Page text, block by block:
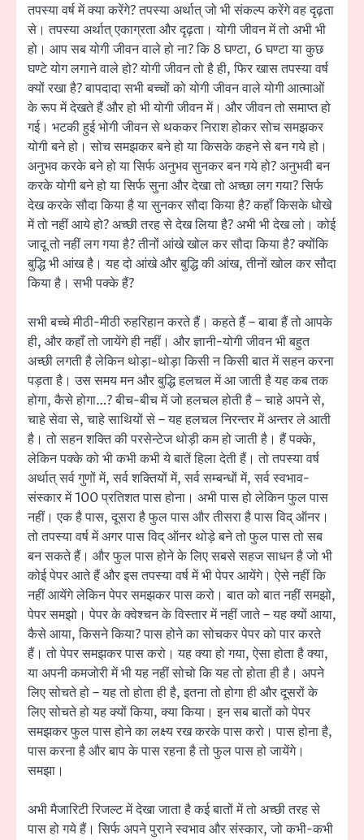
तपस्या वर्ष में क्या करेंगे? तपस्या अर्थात् जो भी संकल्प करेंगे वह दृढ़ता
से। तपस्या अर्थात् एकाग्रता और दृढ़ता। योगी जीवन में तो अभी भी
हो। आप सब योगी जीवन वाले हो ना? कि 8 घण्टा, 6 घण्टा या कुछ
घण्टे योग लगाने वाले हो? योगी जीवन तो है ही, फिर खास तपस्या वर्ष
क्यों रखा है? बापदादा सभी बच्चों को योगी जीवन वाले योगी आत्माओं
के रूप में देखते हैं और हो भी योगी जीवन में। और जीवन तो समाप्त हो
गई। भटकी हुई भोगी जीवन से थककर निराश होकर सोच समझकर
योगी बने हो। सोच समझकर बने हो या किसके कहने से बन गये हो।
अनुभव करके बने हो या सिर्फ अनुभव सुनकर बन गये हो? अनुभवी बन
करके योगी बने हो या सिर्फ सुना और देखा तो अच्छा लग गया? सिर्फ
देख करके सौदा किया है या सुनकर सौदा किया है? कहाँ किसके धोखे
में तो नहीं आये हो? अच्छी तरह से देख लिया है? अभी भी देख लो। कोई
जादू तो नहीं लग गया है? तीनों आंखे खोल कर सौदा किया है? क्योंकि
बुद्धि भी आंख है। यह दो आंखे और बुद्धि की आंख, तीनों खोल कर सौदा
किया है। सभी पक्के हैं?
सभी बच्चे मीठी-मीठी रुहरिहान करते हैं। कहते हैं – बाबा हैं तो आपके
ही, और कहाँ तो जायेंगे ही नहीं। और ज्ञानी-योगी जीवन भी बहुत
अच्छी लगती है लेकिन थोड़ा-थोड़ा किसी न किसी बात में सहन करना
पड़ता है। उस समय मन और बुद्धि हलचल में आ जाती है यह कब तक
होगा, कैसे होगा…? बीच-बीच में जो हलचल होती है – चाहे अपने से,
चाहे सेवा से, चाहे साथियों से – यह हलचल निरन्तर में अन्तर ले आती
है। तो सहन शक्ति की परसेन्टेज थोड़ी कम हो जाती है। हैं पक्के,
लेकिन पक्के को भी कभी कभी ये बातें हिला देती हैं। तो तपस्या वर्ष
अर्थात् सर्व गुणों में, सर्व शक्तियों में, सर्व सम्बन्धों में, सर्व स्वभाव-
संस्कार में 100 प्रतिशत पास होना। अभी पास हो लेकिन फुल पास
नहीं। एक है पास, दूसरा है फुल पास और तीसरा है पास विद् ऑनर।
तो तपस्या वर्ष में अगर पास विद् ऑनर थोड़े बने तो फुल पास तो सब
बन सकते हैं। और फुल पास होने के लिए सबसे सहज साधन है जो भी
कोई पेपर आते हैं और इस तपस्या वर्ष में भी पेपर आयेंगे। ऐसे नहीं कि
नहीं आयेंगे लेकिन पेपर समझकर पास करो। बात को बात नहीं समझो,
पेपर समझो। पेपर के क्वेश्चन के विस्तार में नहीं जाते – यह क्यों आया,
कैसे आया, किसने किया? पास होने का सोचकर पेपर को पार करते
हैं। तो पेपर समझकर पास करो। यह क्या हो गया, ऐसा होता है क्या,
या अपनी कमजोरी में भी यह नहीं सोचो कि यह तो होता ही है। अपने
लिए सोचते हो – यह तो होता ही है, इतना तो होगा ही और दूसरों के
लिए सोचते हो यह क्यों किया, क्या किया। इन सब बातों को पेपर
समझकर फुल पास होने का लक्ष्य रख करके पास करो। पास होना है,
पास करना है और बाप के पास रहना है तो फुल पास हो जायेंगे।
समझा।
अभी मैजारिटी रिजल्ट में देखा जाता है कई बातों में तो अच्छी तरह से
पास हो गये हैं। सिर्फ अपने पुराने स्वभाव और संस्कार, जो कभी-कभी